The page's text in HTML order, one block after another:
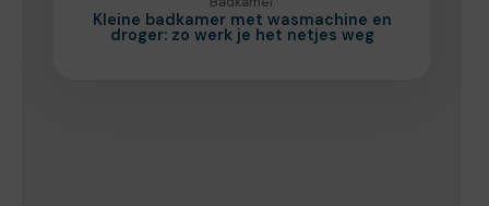
Kleine badkamer met wasmachine en
droger: zo werk je het netjes weg